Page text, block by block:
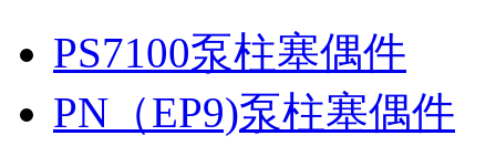
PS7100泵柱塞偶件
PN（EP9)泵柱塞偶件